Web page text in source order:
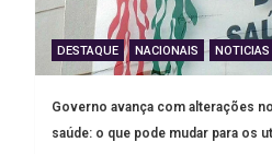
DESTAQUE NACIONAIS NOTICIAS
Governo avança com alterações
saúde: o que pode mudar para os